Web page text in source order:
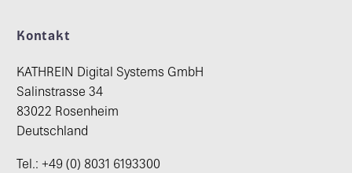
Kontakt
KATHREIN Digital Systems GmbH
Salinstrasse 34
83022 Rosenheim
Deutschland
Tel.: +49 (0) 8031 6193300